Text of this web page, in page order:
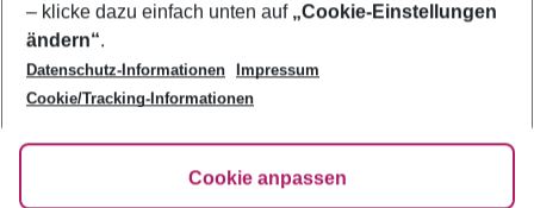
AGB
Bestpreisgarantie
Cookie-Einstellungen ändern
Cookie-Richtlinie
Agenturbetreuung
Barrierefreies Reisen
HanseMerkur Reiseversicherung
Folge uns
– klicke dazu einfach unten auf „Cookie-Einstellungen
ändern“.
Datenschutz-Informationen
Impressum
Cookie/Tracking-Informationen
Cookie anpassen